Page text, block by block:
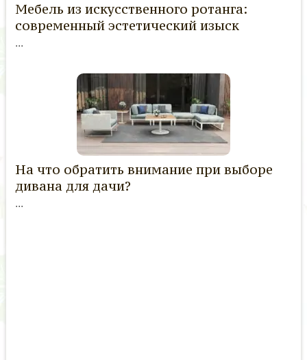
Мебель из искусственного ротанга:
современный эстетический изыск
...
На что обратить внимание при выборе
дивана для дачи?
...